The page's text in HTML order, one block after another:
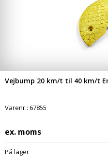
Vejbump 20 km/t til 40 km/t
Varenr.: 67855
ex. moms
På lager